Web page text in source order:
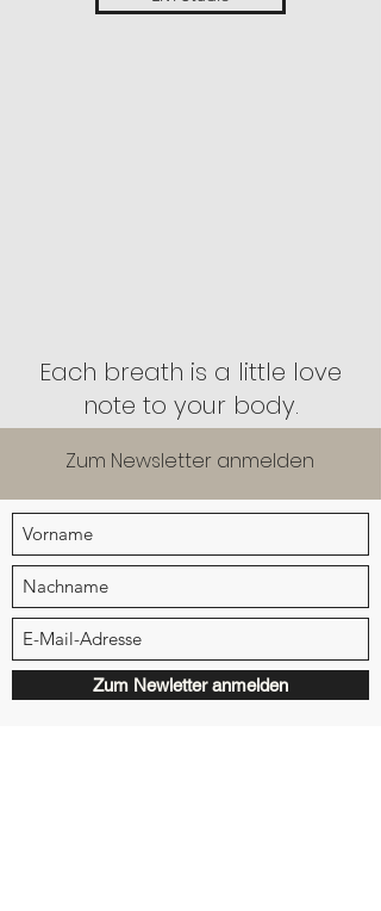
Each breath is a little love
note to your body.
Zum Newsletter anmelden
Zum Newletter anmelden